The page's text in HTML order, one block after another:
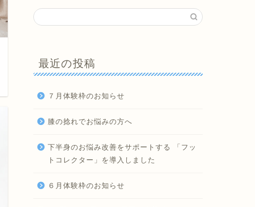
最近の投稿
７月体験枠のお知らせ
膝の捻れでお悩みの方へ
下半身のお悩み改善をサポートする 「フッ
トコレクター」を導入しました
６月体験枠のお知らせ